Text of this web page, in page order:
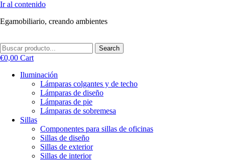
Ir al contenido
Egamobiliario, creando ambientes
Search
€0,00 Cart
Iluminación
Lámparas colgantes y de techo
Lámparas de diseño
Lámparas de pie
Lámparas de sobremesa
Sillas
Componentes para sillas de oficinas
Sillas de diseño
Sillas de exterior
Sillas de interior